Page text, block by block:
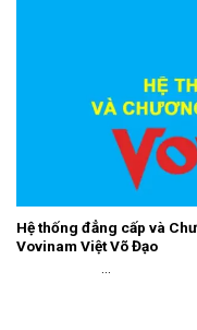
Hệ thống đẳng cấp và
Vovinam Việt Võ Đạo
...